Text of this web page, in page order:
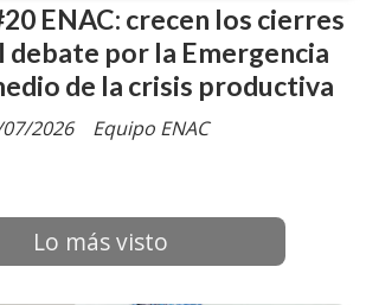
ENAC: crecen los cierres
debate por la Emergencia
de la crisis productiva
Equipo ENAC
2026
Lo más visto